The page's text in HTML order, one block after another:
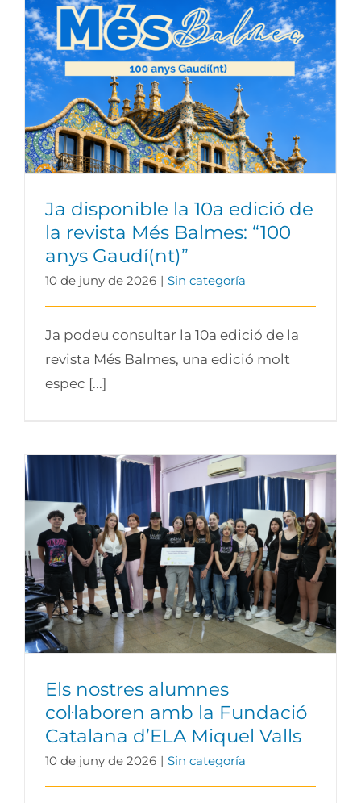
Ja disponible la 10a edició de la revista
Més Balmes: “100 anys Gaudí(nt)”
Ja disponible la 10a edició de
la revista Més Balmes: “100
anys Gaudí(nt)”
10 de juny de 2026 | Sin categoría
Ja podeu consultar la 10a edició de la
revista Més Balmes, una edició molt
espec [...]
Els nostres alumnes col·laboren amb la
Fundació Catalana d’ELA Miquel Valls
Els nostres alumnes
col·laboren amb la Fundació
Catalana d’ELA Miquel Valls
10 de juny de 2026 | Sin categoría